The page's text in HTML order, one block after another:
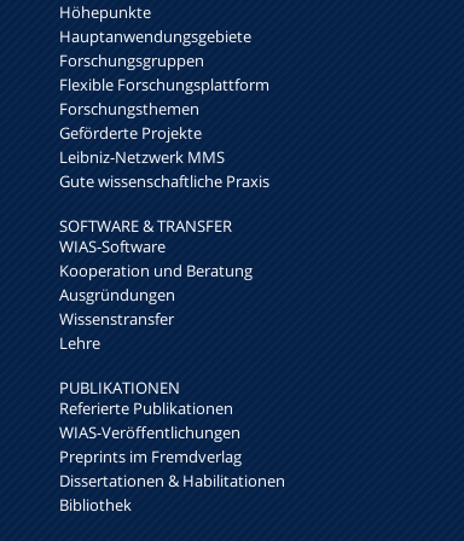
Höhepunkte
Hauptanwendungsgebiete
Forschungsgruppen
Flexible Forschungsplattform
Forschungsthemen
Geförderte Projekte
Leibniz-Netzwerk MMS
Gute wissenschaftliche Praxis
SOFTWARE & TRANSFER
WIAS-Software
Kooperation und Beratung
Ausgründungen
Wissenstransfer
Lehre
PUBLIKATIONEN
Referierte Publikationen
WIAS-Veröffentlichungen
Preprints im Fremdverlag
Dissertationen & Habilitationen
Bibliothek